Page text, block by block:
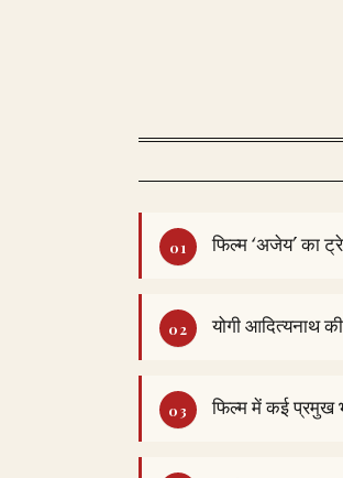
फिल्म ‘अजेय’ का
योगी आदित्यनाथ
फिल्म में कई प्रमुख